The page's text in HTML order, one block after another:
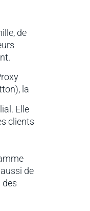
de
la
Elle
clients
de
chaleureux,
familial.